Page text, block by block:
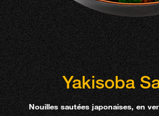
Yakisoba
Nouilles sautées japonaises, en